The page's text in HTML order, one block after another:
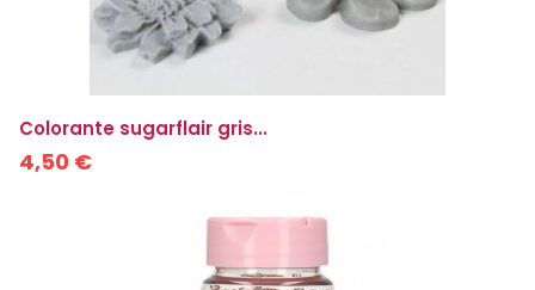
Colorante sugarflair gris...
4,50 €